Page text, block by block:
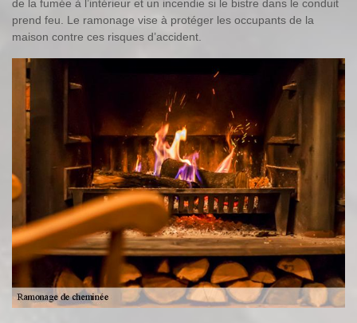
de la fumée à l’intérieur et un incendie si le bistre dans le conduit
prend feu. Le ramonage vise à protéger les occupants de la
maison contre ces risques d’accident.